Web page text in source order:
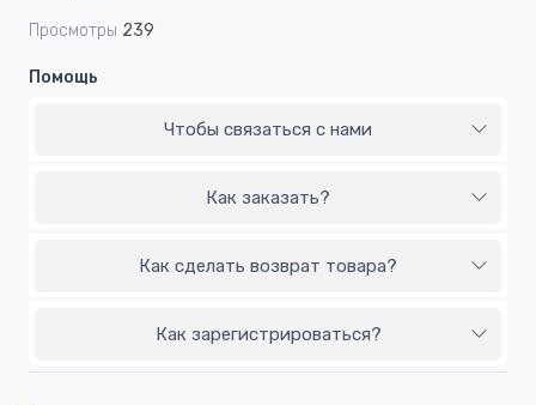
Просмотры 239
Помощь
Чтобы связаться с нами
Как заказать?
Как сделать возврат товара?
Как зарегистрироваться?